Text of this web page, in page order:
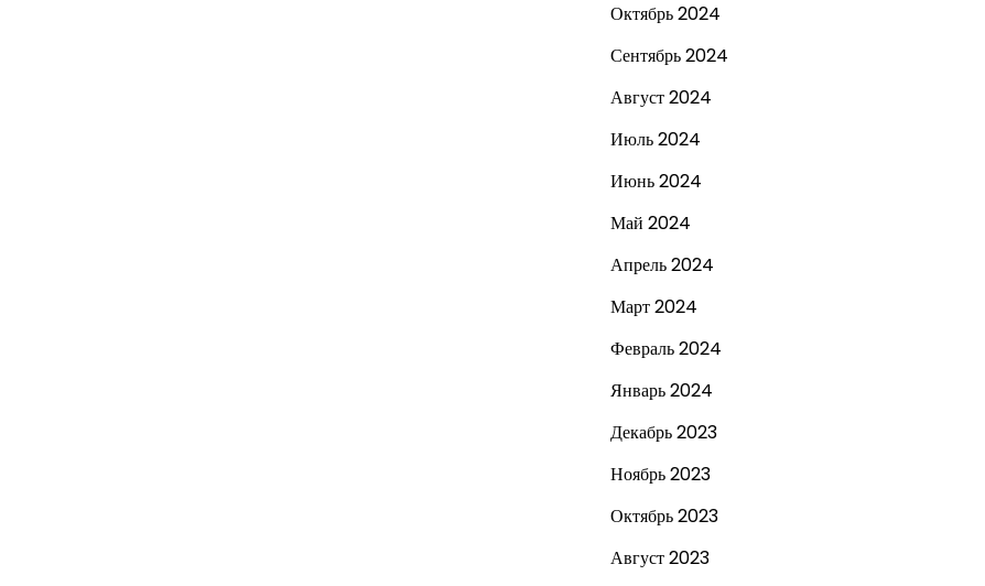
Октябрь 2024
Сентябрь 2024
Август 2024
Июль 2024
Июнь 2024
Май 2024
Апрель 2024
Март 2024
Февраль 2024
Январь 2024
Декабрь 2023
Ноябрь 2023
Октябрь 2023
Август 2023